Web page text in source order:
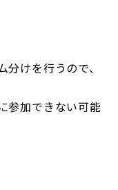
けを行うので、
参加できない可能